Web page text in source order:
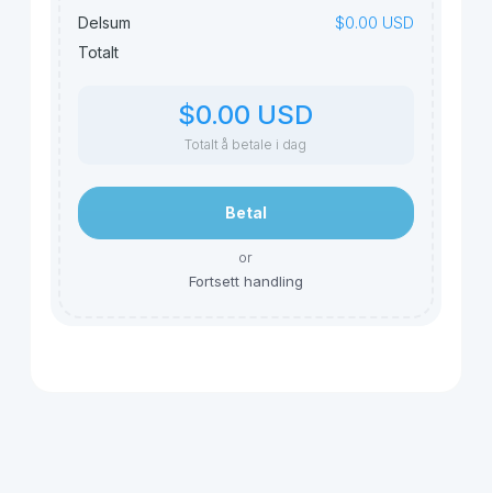
Delsum $0.00 USD
Totalt
$0.00 USD
Totalt å betale i dag
Betal
or
Fortsett handling